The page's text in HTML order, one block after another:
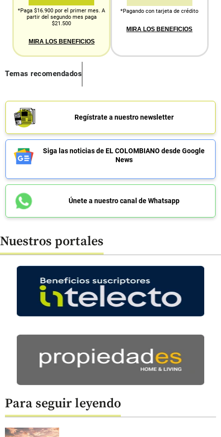
*Paga $16.900 por el primer mes. A
partir del segundo mes paga
$21.500
MIRA LOS BENEFICIOS
*Pagando con tarjeta de crédito
MIRA LOS BENEFICIOS
Temas recomendados
Regístrate a nuestro newsletter
Siga las noticias de EL COLOMBIANO desde Google
News
Únete a nuestro canal de Whatsapp
Nuestros portales
Para seguir leyendo